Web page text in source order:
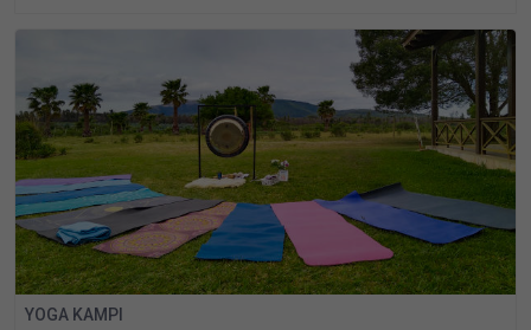
YOGA KAMPI